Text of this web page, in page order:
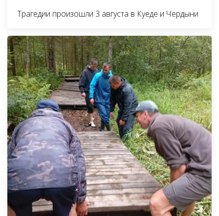
Трагедии произошли 3 августа в Куеде и Чердыни